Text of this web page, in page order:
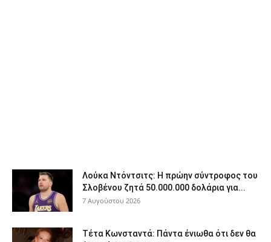
Λούκα Ντόντσιτς: Η πρώην σύντροφος του
Σλοβένου ζητά 50.000.000 δολάρια για...
7 Αυγούστου 2026
Τέτα Κωνσταντά: Πάντα ένιωθα ότι δεν θα